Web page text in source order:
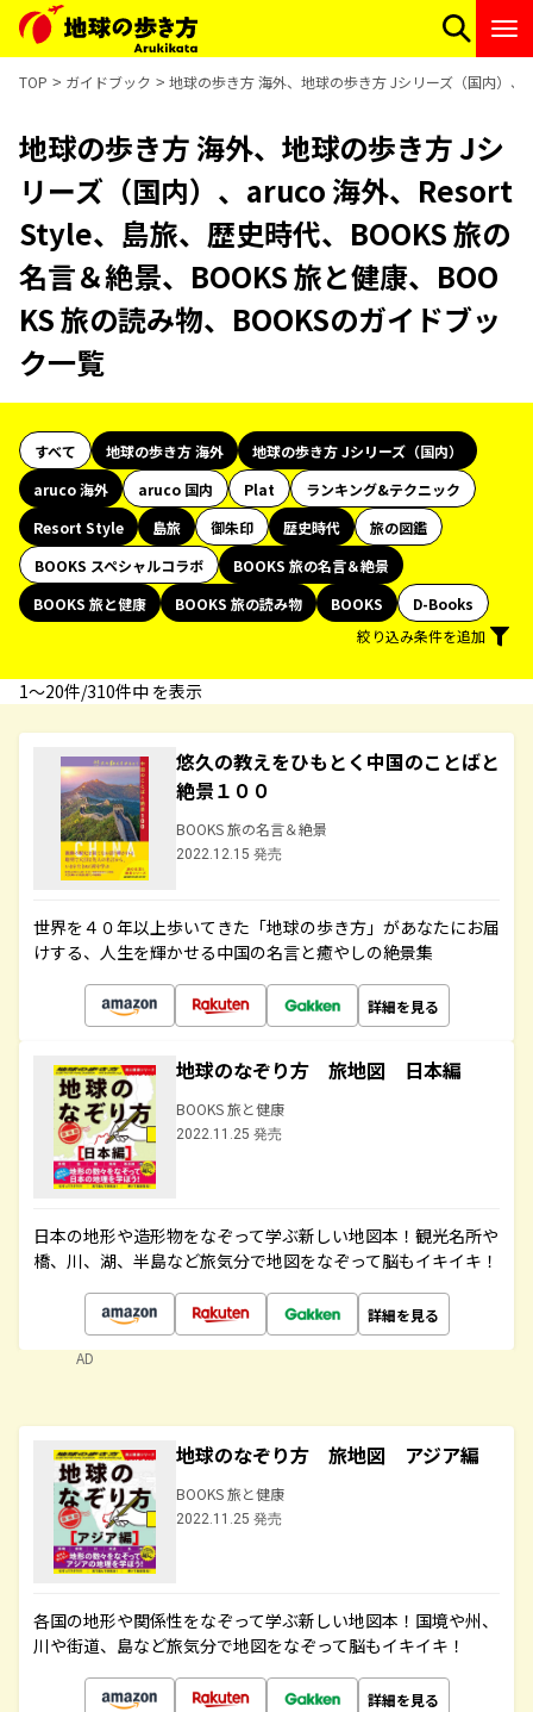
TOP ガイドブック 地球の歩き方 海外、地球の歩き方 Jシリーズ（国内）
地球の歩き方 海外、地球の歩き方 Jシ
リーズ（国内）、aruco 海外、Resort
Style、島旅、歴史時代、BOOKS 旅の
名言＆絶景、BOOKS 旅と健康、BOO
KS 旅の読み物、BOOKSのガイドブッ
ク一覧
すべて 地球の歩き方 海外
地球の歩き方 Jシリーズ（国内）
aruco 海外
aruco 国内 Plat
ランキング&テクニック
Resort Style
島旅 御朱印 歴史時代
旅の図鑑
BOOKS スペシャルコラボ
BOOKS 旅の名言＆絶景
BOOKS 旅と健康
BOOKS 旅の読み物 BOOKS
D-Books
絞り込み条件を追加
1〜20件/310件中 を表示
悠久の教えをひもとく中国のことばと
絶景１００
BOOKS 旅の名言＆絶景
2022.12.15 発売
世界を４０年以上歩いてきた「地球の歩き方」があなたにお届
けする、人生を輝かせる中国の名言と癒やしの絶景集
詳細を見る
地球のなぞり方 旅地図 日本編
BOOKS 旅と健康
2022.11.25 発売
日本の地形や造形物をなぞって学ぶ新しい地図本！観光名所や
橋、川、湖、半島など旅気分で地図をなぞって脳もイキイキ！
詳細を見る
AD
地球のなぞり方 旅地図 アジア編
BOOKS 旅と健康
2022.11.25 発売
各国の地形や関係性をなぞって学ぶ新しい地図本！国境や州、
川や街道、島など旅気分で地図をなぞって脳もイキイキ！
詳細を見る